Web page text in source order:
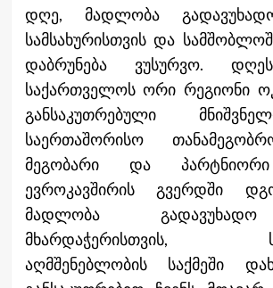
დღე, მადლობა
სამსახურისთვის და
დაბრუნება ვუსურვო.
საქართველოს ორი რეგიონი
განსაკუთრებული
საერთაშორისო
მეგობარი და პარტნიორი
ევროკავშირის გვერდში
მადლობა
მხარდაჭერისთვის,
აღმშენებლობის საქმეში